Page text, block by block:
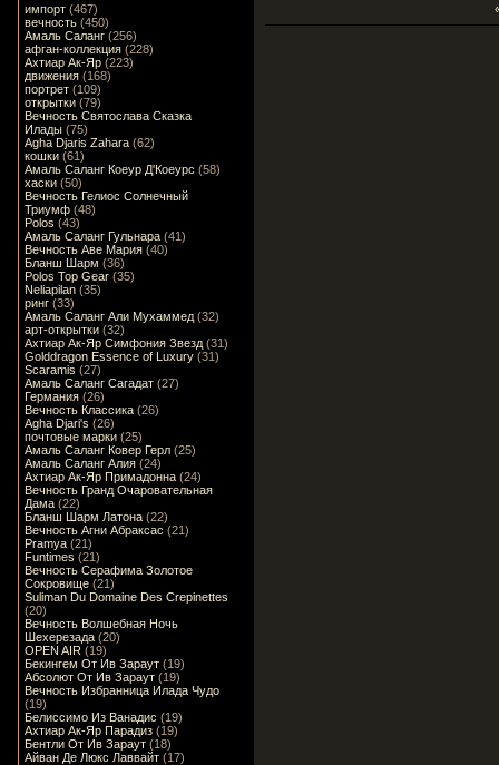
импорт (467)
вечность (450)
Амаль Саланг (256)
афган-коллекция (228)
Ахтиар Ак-Яр (223)
движения (168)
портрет (109)
открытки (79)
Вечность Святослава Сказка
Илады (75)
Agha Djaris Zahara (62)
кошки (61)
Амаль Саланг Коеур Д'Коеурс (58)
хаски (50)
Вечность Гелиос Солнечный
Триумф (48)
Polos (43)
Амаль Саланг Гульнара (41)
Вечность Аве Мария (40)
Бланш Шарм (36)
Polos Top Gear (35)
Neliapilan (35)
ринг (33)
Амаль Саланг Али Мухаммед (32)
арт-открытки (32)
Ахтиар Ак-Яр Симфония Звезд (31)
Golddragon Essence of Luxury (31)
Scaramis (27)
Амаль Саланг Сагадат (27)
Германия (26)
Вечность Классика (26)
Agha Djari's (26)
почтовые марки (25)
Амаль Саланг Ковер Герл (25)
Амаль Саланг Алия (24)
Ахтиар Ак-Яр Примадонна (24)
Вечность Гранд Очаровательная
Дама (22)
Бланш Шарм Латона (22)
Вечность Агни Абраксас (21)
Pramya (21)
Funtimes (21)
Вечность Серафима Золотое
Сокровище (21)
Suliman Du Domaine Des Crepinettes
(20)
Вечность Волшебная Ночь
Шехерезада (20)
OPEN AIR (19)
Бекингем От Ив Зараут (19)
Абсолют От Ив Зараут (19)
Вечность Избранница Илада Чудо
(19)
Белиссимо Из Ванадис (19)
Ахтиар Ак-Яр Парадиз (19)
Бентли От Ив Зараут (18)
Айван Де Люкс Лаввайт (17)